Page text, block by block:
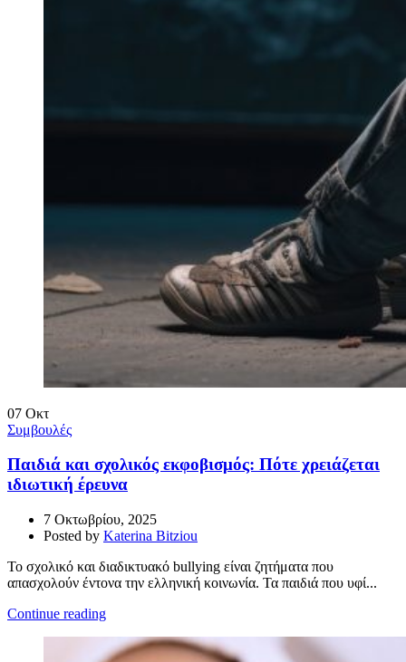
07 Οκτ
Συμβουλές
Παιδιά και σχολικός εκφοβισμός: Πότε χρειάζεται
ιδιωτική έρευνα
7 Οκτωβρίου, 2025
Posted by Katerina Bitziou
Το σχολικό και διαδικτυακό bullying είναι ζητήματα που
απασχολούν έντονα την ελληνική κοινωνία. Τα παιδιά που υφί...
Continue reading